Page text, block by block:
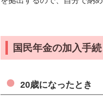
国民年金の加入手続
20歳になったとき